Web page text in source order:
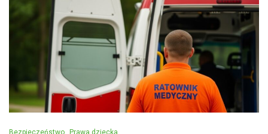
Bezpieczeństwo Prawa dziecka